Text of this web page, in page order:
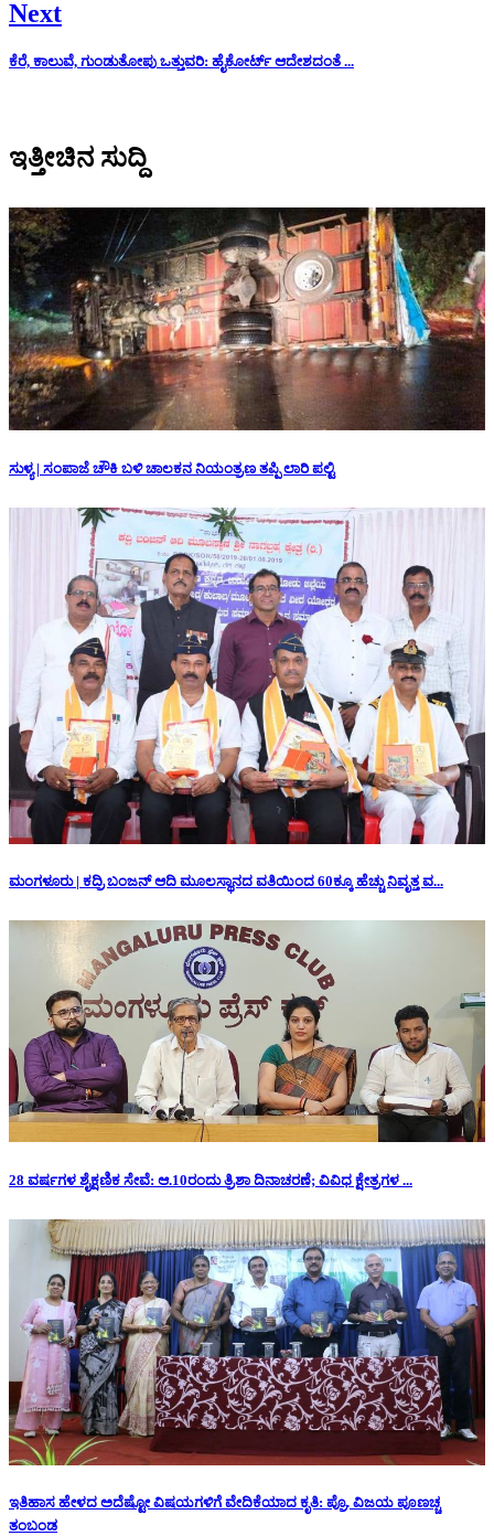
Next
ಕೆರೆ, ಕಾಲುವೆ, ಗುಂಡುತೋಪು ಒತ್ತುವರಿ: ಹೈಕೋರ್ಟ್ ಆದೇಶದಂತೆ ...
ಇತ್ತೀಚಿನ ಸುದ್ದಿ
ಸುಳ್ಯ | ಸಂಪಾಜೆ ಚೌಕಿ ಬಳಿ ಚಾಲಕನ ನಿಯಂತ್ರಣ ತಪ್ಪಿ ಲಾರಿ ಪಲ್ಟಿ
ಮಂಗಳೂರು | ಕದ್ರಿ ಬಂಜನ್ ಆದಿ ಮೂಲಸ್ಥಾನದ ವತಿಯಿಂದ 60ಕ್ಕೂ ಹೆಚ್ಚು ನಿವೃತ್ತ ವ...
28 ವರ್ಷಗಳ ಶೈಕ್ಷಣಿಕ ಸೇವೆ: ಆ.10ರಂದು ತ್ರಿಶಾ ದಿನಾಚರಣೆ; ವಿವಿಧ ಕ್ಷೇತ್ರಗಳ ...
ಇತಿಹಾಸ ಹೇಳದ ಅದೆಷ್ಟೋ ವಿಷಯಗಳಿಗೆ ವೇದಿಕೆಯಾದ ಕೃತಿ: ಪ್ರೊ. ವಿಜಯ ಪೂಣಚ್ಚ
ತಂಬಂಡ